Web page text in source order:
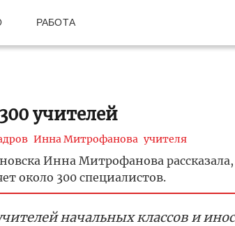
РАБОТА
учителей
Инна Митрофанова учителя
Инна Митрофанова
около 300 специалистов.
начальных классов и